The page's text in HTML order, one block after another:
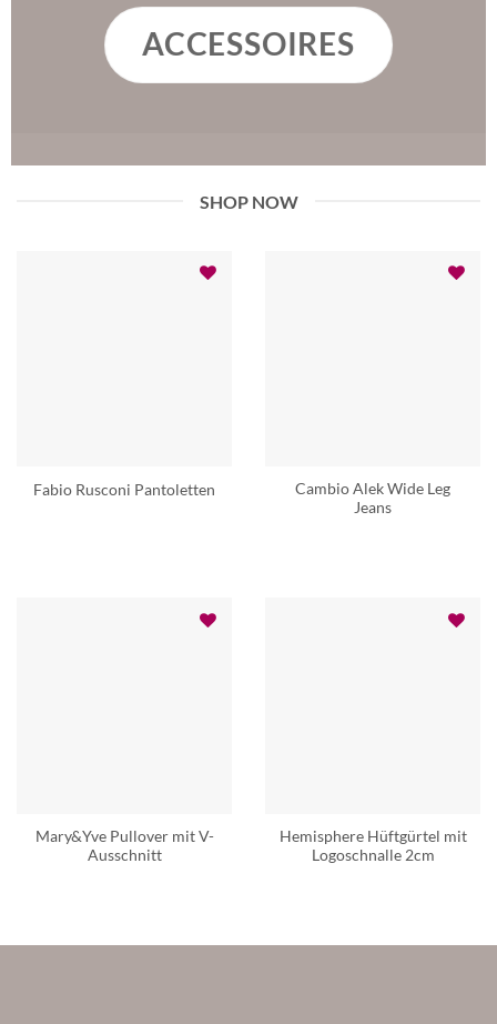
ACCESSOIRES
SHOP NOW
Fabio Rusconi Pantoletten
Cambio Alek Wide Leg
Jeans
Mary&Yve Pullover mit V-
Ausschnitt
Hemisphere Hüftgürtel mit
Logoschnalle 2cm